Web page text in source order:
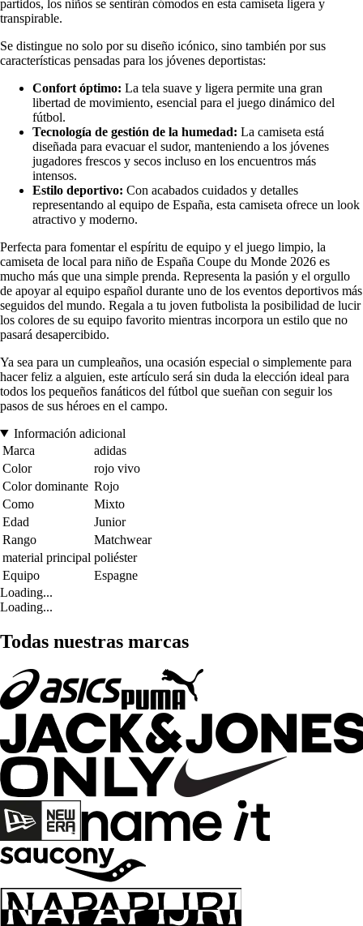
partidos, los niños se sentirán cómodos en esta camiseta ligera y
transpirable.
Se distingue no solo por su diseño icónico, sino también por sus
características pensadas para los jóvenes deportistas:
Confort óptimo: La tela suave y ligera permite una gran
libertad de movimiento, esencial para el juego dinámico del
fútbol.
Tecnología de gestión de la humedad: La camiseta está
diseñada para evacuar el sudor, manteniendo a los jóvenes
jugadores frescos y secos incluso en los encuentros más
intensos.
Estilo deportivo: Con acabados cuidados y detalles
representando al equipo de España, esta camiseta ofrece un look
atractivo y moderno.
Perfecta para fomentar el espíritu de equipo y el juego limpio, la
camiseta de local para niño de España Coupe du Monde 2026 es
mucho más que una simple prenda. Representa la pasión y el orgullo
de apoyar al equipo español durante uno de los eventos deportivos más
seguidos del mundo. Regala a tu joven futbolista la posibilidad de lucir
los colores de su equipo favorito mientras incorpora un estilo que no
pasará desapercibido.
Ya sea para un cumpleaños, una ocasión especial o simplemente para
hacer feliz a alguien, este artículo será sin duda la elección ideal para
todos los pequeños fanáticos del fútbol que sueñan con seguir los
pasos de sus héroes en el campo.
Información adicional
Marca
adidas
Color
rojo vivo
Color dominante Rojo
Como
Mixto
Edad
Junior
Rango
Matchwear
material principal poliéster
Equipo
Espagne
Loading...
Loading...
Todas nuestras marcas